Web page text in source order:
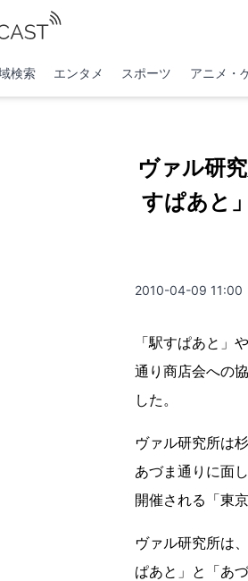
検索 エンタメ スポーツ アニメ・
ヴァル研
すぱあと
2010-04-09 11:00
「駅すぱあと」
通り商店会への
した。
ヴァル研究所は
あづま通りに面
開催される「東
ヴァル研究所は
ぱあと」と「あ